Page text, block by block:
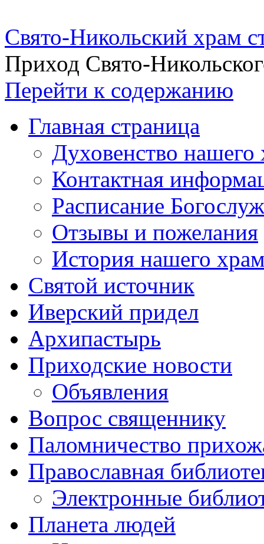
Свято-Никольский храм
Приход Свято-
Перейти к содержанию
Главная страница
Духовенство нашего
Контактная
Расписание
Отзывы и пожелания
История нашего
Святой источник
Иверский придел
Архипастырь
Приходские новости
Объявления
Вопрос священнику
Паломничество
Православная
Электронные
Планета людей